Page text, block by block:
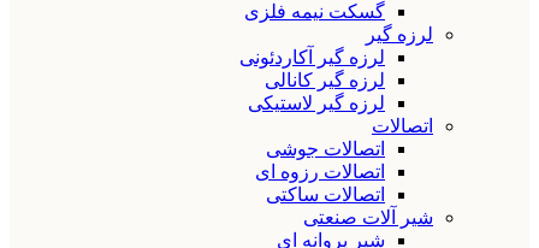
گسکت نیمه فلزی
لرزه گیر
لرزه گیر آکاردئونی
لرزه گیر کانالی
لرزه گیر لاستیکی
اتصالات
اتصالات جوشی
اتصالات رزوه ای
اتصالات ساکتی
شیر آلات صنعتی
شیر پروانه ای